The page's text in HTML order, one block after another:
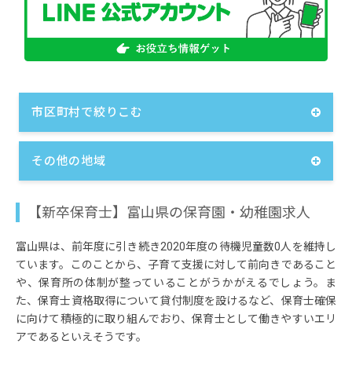
市区町村で絞りこむ
その他の地域
【新卒保育士】富山県の保育園・幼稚園求人
富山県は、前年度に引き続き2020年度の待機児童数0人を維持し
ています。このことから、子育て支援に対して前向きであること
や、保育所の体制が整っていることがうかがえるでしょう。ま
た、保育士資格取得について貸付制度を設けるなど、保育士確保
に向けて積極的に取り組んでおり、保育士として働きやすいエリ
アであるといえそうです。